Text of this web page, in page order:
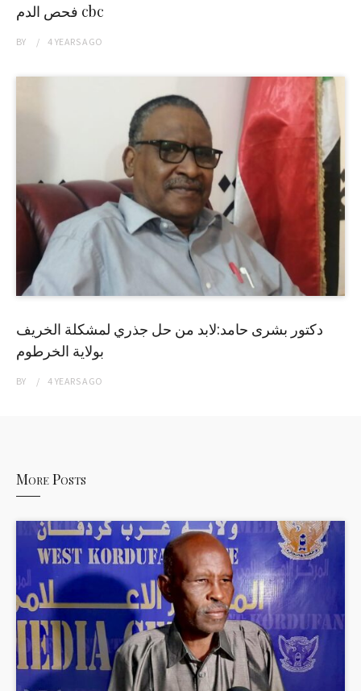
فحص الدم cbc
BY 4 YEARSAGO
دكتور بشرى حامد:لابد من حل جذري لمشكلة الخريف
بولاية الخرطوم
BY 4 YEARSAGO
More Posts